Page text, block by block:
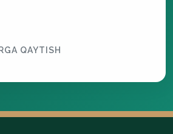
QAYTISH